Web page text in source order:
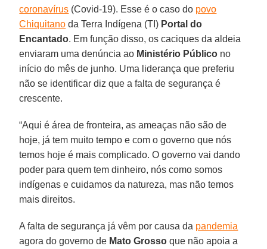
coronavírus (Covid-19). Esse é o caso do povo
Chiquitano da Terra Indígena (TI) Portal do
Encantado. Em função disso, os caciques da aldeia
enviaram uma denúncia ao Ministério Público no
início do mês de junho. Uma liderança que preferiu
não se identificar diz que a falta de segurança é
crescente.
“Aqui é área de fronteira, as ameaças não são de
hoje, já tem muito tempo e com o governo que nós
temos hoje é mais complicado. O governo vai dando
poder para quem tem dinheiro, nós como somos
indígenas e cuidamos da natureza, mas não temos
mais direitos.
A falta de segurança já vêm por causa da pandemia
agora do governo de Mato Grosso que não apoia a